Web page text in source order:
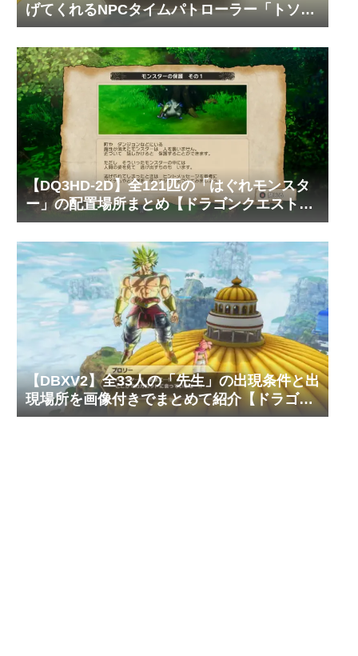
げてくれるNPCタイムパトローラー「トソッ
ク」の居場所と必要なゼニーやTPメダルの枚
数【ドラゴンボール ゼノバース2】
【DQ3HD-2D】全121匹の「はぐれモンスタ
ー」の配置場所まとめ【ドラゴンクエスト3
そして伝説へ…】
【DBXV2】全33人の「先生」の出現条件と出
現場所を画像付きでまとめて紹介【ドラゴン
ボール ゼノバース2】